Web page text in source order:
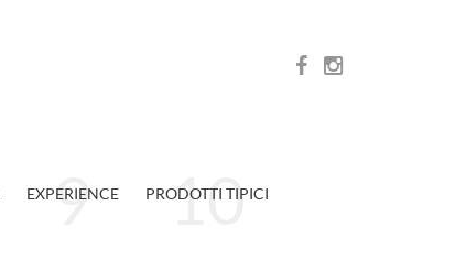
EXPERIENCE PRODOTTI TIPICI